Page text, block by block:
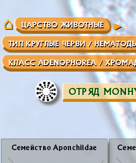
ЦАРСТВО ЖИВОТНЫЕ
ТИП КРУГЛЫЕ ЧЕРВИ /
КЛАСС ADENOPHOREA /
ОТРЯД
Се­мей­ство Aponchiidae